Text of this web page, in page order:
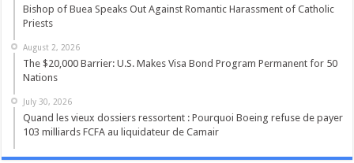
Bishop of Buea Speaks Out Against Romantic Harassment of Catholic
Priests
August 2, 2026
The $20,000 Barrier: U.S. Makes Visa Bond Program Permanent for 50
Nations
July 30, 2026
Quand les vieux dossiers ressortent : Pourquoi Boeing refuse de payer
103 milliards FCFA au liquidateur de Camair